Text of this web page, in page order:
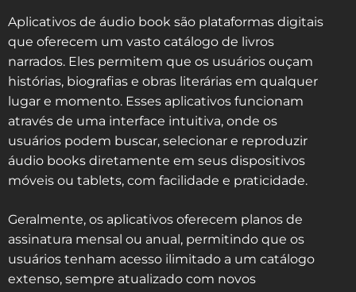
Aplicativos de áudio book são plataformas digitais
que oferecem um vasto catálogo de livros
narrados. Eles permitem que os usuários ouçam
histórias, biografias e obras literárias em qualquer
lugar e momento. Esses aplicativos funcionam
através de uma interface intuitiva, onde os
usuários podem buscar, selecionar e reproduzir
áudio books diretamente em seus dispositivos
móveis ou tablets, com facilidade e praticidade.
Geralmente, os aplicativos oferecem planos de
assinatura mensal ou anual, permitindo que os
usuários tenham acesso ilimitado a um catálogo
extenso, sempre atualizado com novos